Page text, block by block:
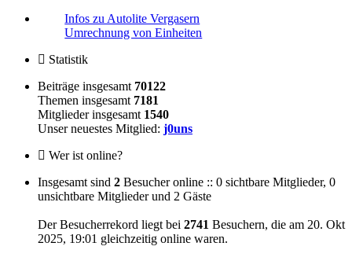
Infos zu Autolite Vergasern
Umrechnung von Einheiten
Statistik
Beiträge insgesamt 70122
Themen insgesamt 7181
Mitglieder insgesamt 1540
Unser neuestes Mitglied: j0uns
Wer ist online?
Insgesamt sind 2 Besucher online :: 0 sichtbare Mitglieder, 0
unsichtbare Mitglieder und 2 Gäste
Der Besucherrekord liegt bei 2741 Besuchern, die am 20. Okt
2025, 19:01 gleichzeitig online waren.